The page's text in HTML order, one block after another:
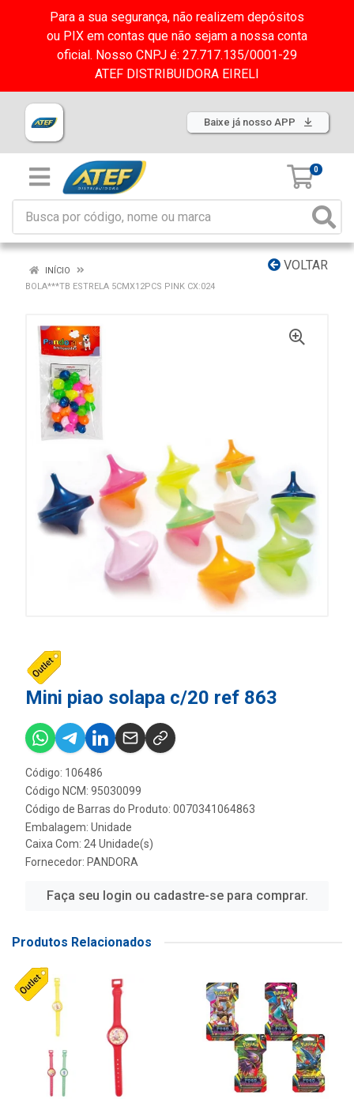
Para a sua segurança, não realizem depósitos
ou PIX em contas que não sejam a nossa conta
oficial. Nosso CNPJ é: 27.717.135/0001-29
ATEF DISTRIBUIDORA EIRELI
Baixe já nosso APP
0
VOLTAR
INÍCIO
BOLA***TB ESTRELA 5CMX12PCS PINK CX:024
Mini piao solapa c/20 ref 863
Código: 106486
Código NCM: 95030099
Código de Barras do Produto: 0070341064863
Embalagem: Unidade
Caixa Com: 24 Unidade(s)
Fornecedor: PANDORA
Faça seu login ou cadastre-se para comprar.
Produtos Relacionados